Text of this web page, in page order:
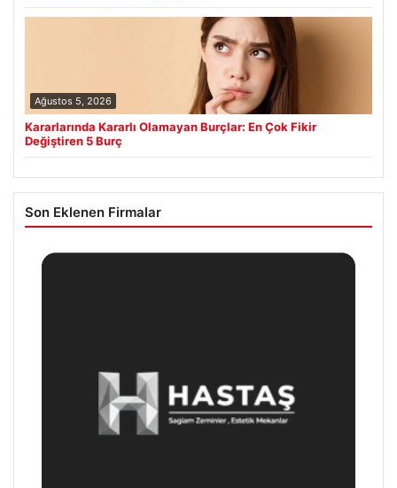
Ağustos 5, 2026
Kararlarında Kararlı Olamayan Burçlar: En Çok Fikir
Değiştiren 5 Burç
Son Eklenen Firmalar